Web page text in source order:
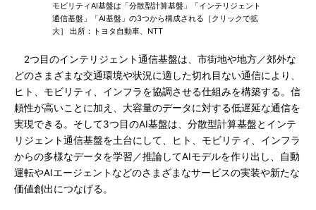
モビリティAI基盤は「分散型計算基盤」「インテリジェント
通信基盤」「AI基盤」の3つから構成される［クリックで拡
大］ 出所：トヨタ自動車、NTT
2つ目のインテリジェント通信基盤は、市街地や地方／郊外な
どのさまざまな交通環境や状況に適した切れ目ない通信により、
ヒト、モビリティ、インフラを協調させる仕組みを構築する。信
頼性が高いことに加え、大容量のデータに対する低遅延な通信を
実現できる。そして3つ目のAI基盤は、分散型計算基盤とインテ
リジェント通信基盤を土台にして、ヒト、モビリティ、インフラ
からの多様なデータを学習／推論してAIモデルを作り出し、自動
運転やAIエージェントなどのさまざまなサービスの実装や新たな
価値創出につなげる。